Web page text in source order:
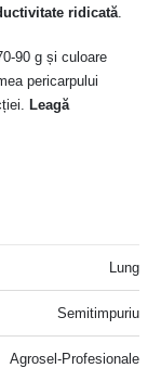
ridicată.
90 g și culoare
pericarpului
Leagă
Lung
Semitimpuriu
Agrosel-Profesionale